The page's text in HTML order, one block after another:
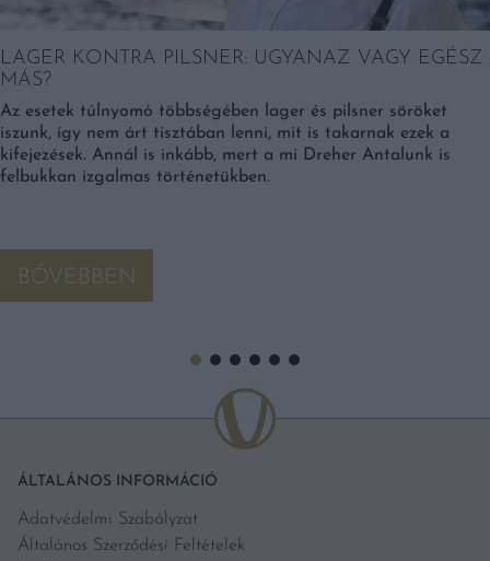
LAGER KONTRA PILSNER: UGYANAZ VAGY EGÉSZ
MÁS?
Az esetek túlnyomó többségében lager és pilsner söröket
iszunk, így nem árt tisztában lenni, mit is takarnak ezek a
kifejezések. Annál is inkább, mert a mi Dreher Antalunk is
felbukkan izgalmas történetükben.
BŐVEBBEN
ÁLTALÁNOS INFORMÁCIÓ
Adatvédelmi Szabályzat
Általános Szerződési Feltételek